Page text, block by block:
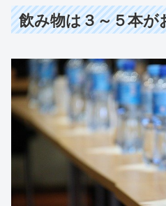
飲み物は３～５本が